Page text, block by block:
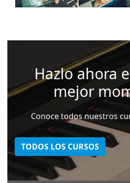
Hazlo ahora
mejor
Conoce todos nuestros
TODOS LOS CURSOS